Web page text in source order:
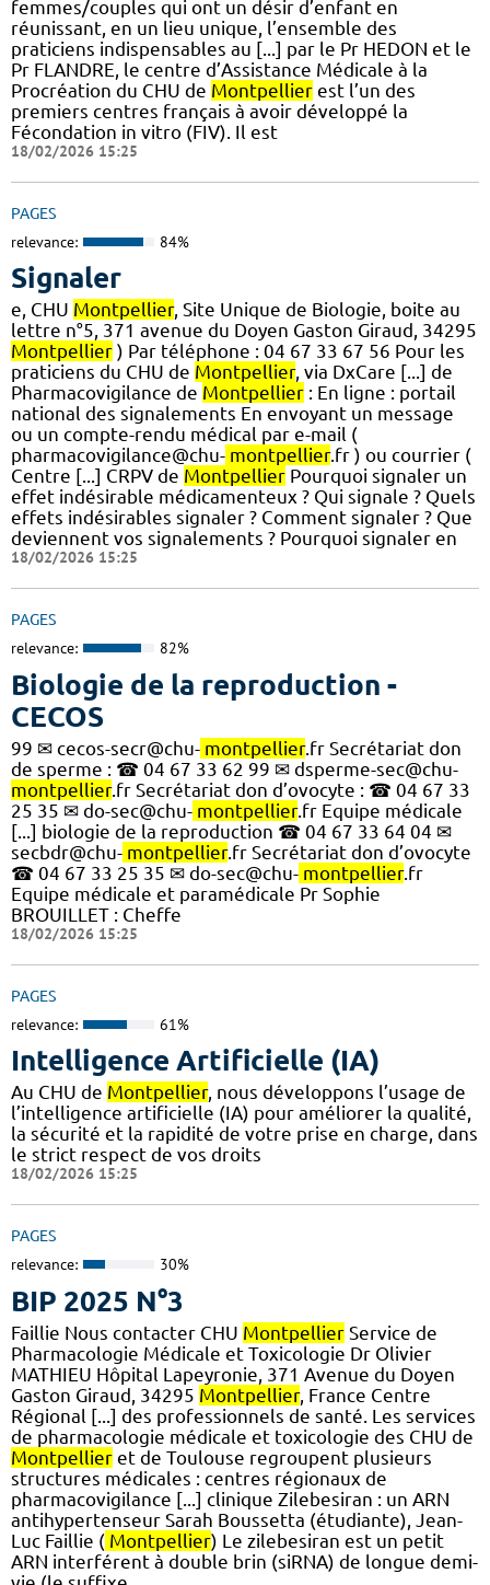
femmes/couples qui ont un désir d’enfant en
réunissant, en un lieu unique, l’ensemble des
praticiens indispensables au [...] par le Pr HEDON et le
Pr FLANDRE, le centre d’Assistance Médicale à la
Procréation du CHU de Montpellier est l’un des
premiers centres français à avoir développé la
Fécondation in vitro (FIV). Il est
18/02/2026 15:25
PAGES
relevance: 84%
Signaler
e, CHU Montpellier, Site Unique de Biologie, boite au
lettre n°5, 371 avenue du Doyen Gaston Giraud, 34295
Montpellier ) Par téléphone : 04 67 33 67 56 Pour les
praticiens du CHU de Montpellier, via DxCare [...] de
Pharmacovigilance de Montpellier : En ligne : portail
national des signalements En envoyant un message
ou un compte-rendu médical par e-mail (
pharmacovigilance@chu- montpellier.fr ) ou courrier (
Centre [...] CRPV de Montpellier Pourquoi signaler un
effet indésirable médicamenteux ? Qui signale ? Quels
effets indésirables signaler ? Comment signaler ? Que
deviennent vos signalements ? Pourquoi signaler en
18/02/2026 15:25
PAGES
relevance: 82%
Biologie de la reproduction -
CECOS
99 ✉ cecos-secr@chu- montpellier.fr Secrétariat don
de sperme : ☎ 04 67 33 62 99 ✉ dsperme-sec@chu-
montpellier.fr Secrétariat don d’ovocyte : ☎ 04 67 33
25 35 ✉ do-sec@chu- montpellier.fr Equipe médicale
[...] biologie de la reproduction ☎ 04 67 33 64 04 ✉
secbdr@chu- montpellier.fr Secrétariat don d’ovocyte
☎ 04 67 33 25 35 ✉ do-sec@chu- montpellier.fr
Equipe médicale et paramédicale Pr Sophie
BROUILLET : Cheffe
18/02/2026 15:25
PAGES
relevance: 61%
Intelligence Artificielle (IA)
Au CHU de Montpellier, nous développons l’usage de
l’intelligence artificielle (IA) pour améliorer la qualité,
la sécurité et la rapidité de votre prise en charge, dans
le strict respect de vos droits
18/02/2026 15:25
PAGES
relevance: 30%
BIP 2025 N°3
Faillie Nous contacter CHU Montpellier Service de
Pharmacologie Médicale et Toxicologie Dr Olivier
MATHIEU Hôpital Lapeyronie, 371 Avenue du Doyen
Gaston Giraud, 34295 Montpellier, France Centre
Régional [...] des professionnels de santé. Les services
de pharmacologie médicale et toxicologie des CHU de
Montpellier et de Toulouse regroupent plusieurs
structures médicales : centres régionaux de
pharmacovigilance [...] clinique Zilebesiran : un ARN
antihypertenseur Sarah Boussetta (étudiante), Jean-
Luc Faillie ( Montpellier) Le zilebesiran est un petit
ARN interférent à double brin (siRNA) de longue demi-